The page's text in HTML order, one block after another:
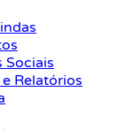
Sociais
Relatórios